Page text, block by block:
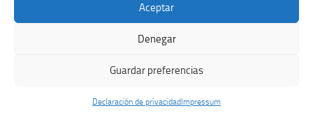
Aceptar
Denegar
Guardar preferencias
Declaración de privacidad Impressum
Colegio Oficial de Veterinarios de Cáceres © 2026. Todos los
- Diseñado con el